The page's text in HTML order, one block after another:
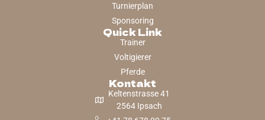
Turnierplan
Sponsoring
Quick Link
Trainer
Voltigierer
Pferde
Kontakt
Keltenstrasse 41
2564 Ipsach